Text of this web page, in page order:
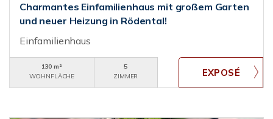
Charmantes Einfamilienhaus mit großem Garten
und neuer Heizung in Rödental!
Einfamilienhaus
130 m²
WOHNFLÄCHE
5
ZIMMER